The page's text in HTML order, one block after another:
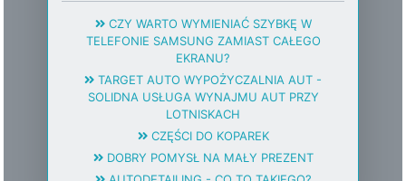
CZY WARTO WYMIENIAĆ SZYBKĘ W
TELEFONIE SAMSUNG ZAMIAST CAŁEGO
EKRANU?
TARGET AUTO WYPOŻYCZALNIA AUT -
SOLIDNA USŁUGA WYNAJMU AUT PRZY
LOTNISKACH
CZĘŚCI DO KOPAREK
DOBRY POMYSŁ NA MAŁY PREZENT